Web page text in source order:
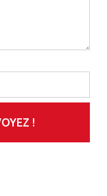
!